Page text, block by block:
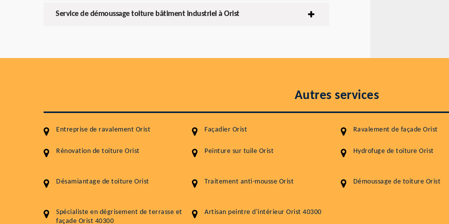
Service de démoussage toiture bâtiment industriel à Orist
Autres services
Entreprise de ravalement Orist Façadier Orist Ravalement de façade Orist
Rénovation de toiture Orist Peinture sur tuile Orist Hydrofuge de toiture Orist
Désamiantage de toiture Orist Traitement anti-mousse Orist Démoussage de toiture Orist
Spécialiste en dégrisement de terrasse et
façade Orist 40300
Artisan peintre d'intérieur Orist 40300